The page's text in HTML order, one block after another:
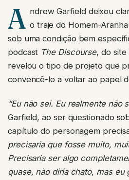
A ndrew Garfield deixou
o traje do Homem-
sob uma condição bem
podcast The Discourse, do site
revelou o tipo de projeto que
convencê-lo a voltar ao papel
“Eu não sei. Eu realmente não
Garfield, ao ser questionado
capítulo do personagem
precisaria que fosse muito,
Precisaria ser algo
quase, não diria chato, mas eu